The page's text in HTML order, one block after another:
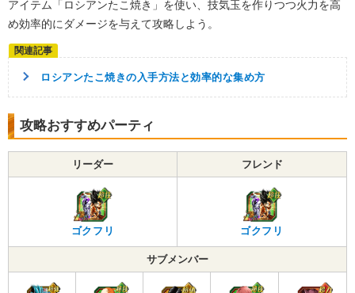
アイテム「ロシアンたこ焼き」を使い、技気玉を作りつつ火力を高
め効率的にダメージを与えて攻略しよう。
ロシアンたこ焼きの入手方法と効率的な集め方
攻略おすすめパーティ
リーダー フレンド
ゴクフリ ゴクフリ
サブメンバー